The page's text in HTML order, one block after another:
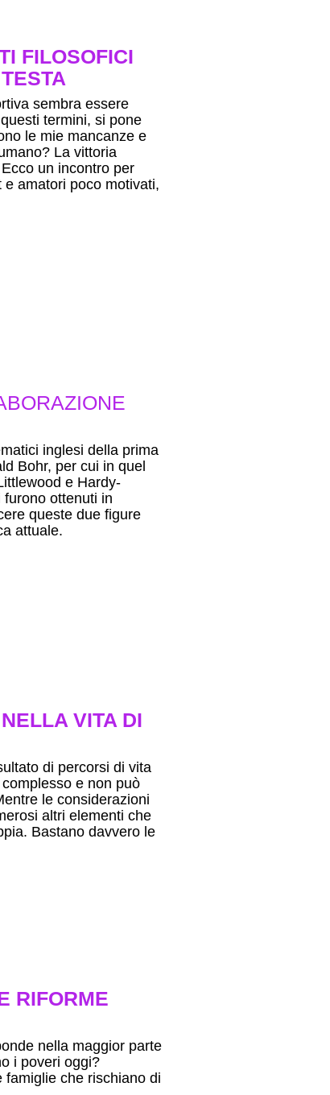
FILOSOFICI
sembra essere
termini, si pone
le mie mancanze e
La vittoria
un incontro per
amatori poco motivati,
inglesi della prima
Bohr, per cui in quel
e Hardy-
furono ottenuti in
queste due figure
attuale.
VITA DI
di percorsi di vita
e non può
le considerazioni
altri elementi che
Bastano davvero le
RIFORME
nella maggior parte
i poveri oggi?
che rischiano di